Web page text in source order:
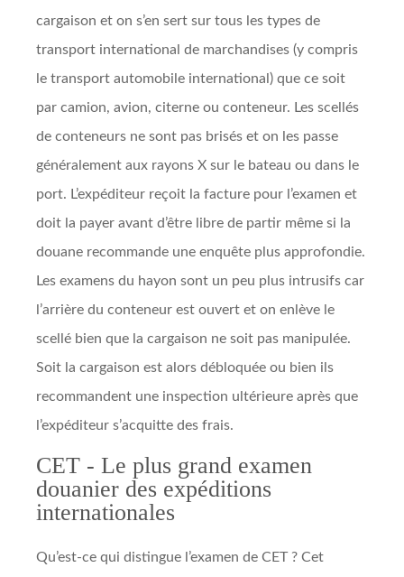
cargaison et on s’en sert sur tous les types de
transport international de marchandises (y compris
le transport automobile international) que ce soit
par camion, avion, citerne ou conteneur. Les scellés
de conteneurs ne sont pas brisés et on les passe
généralement aux rayons X sur le bateau ou dans le
port. L’expéditeur reçoit la facture pour l’examen et
doit la payer avant d’être libre de partir même si la
douane recommande une enquête plus approfondie.
Les examens du hayon sont un peu plus intrusifs car
l’arrière du conteneur est ouvert et on enlève le
scellé bien que la cargaison ne soit pas manipulée.
Soit la cargaison est alors débloquée ou bien ils
recommandent une inspection ultérieure après que
l’expéditeur s’acquitte des frais.
CET - Le plus grand examen
douanier des expéditions
internationales
Qu’est-ce qui distingue l’examen de CET ? Cet